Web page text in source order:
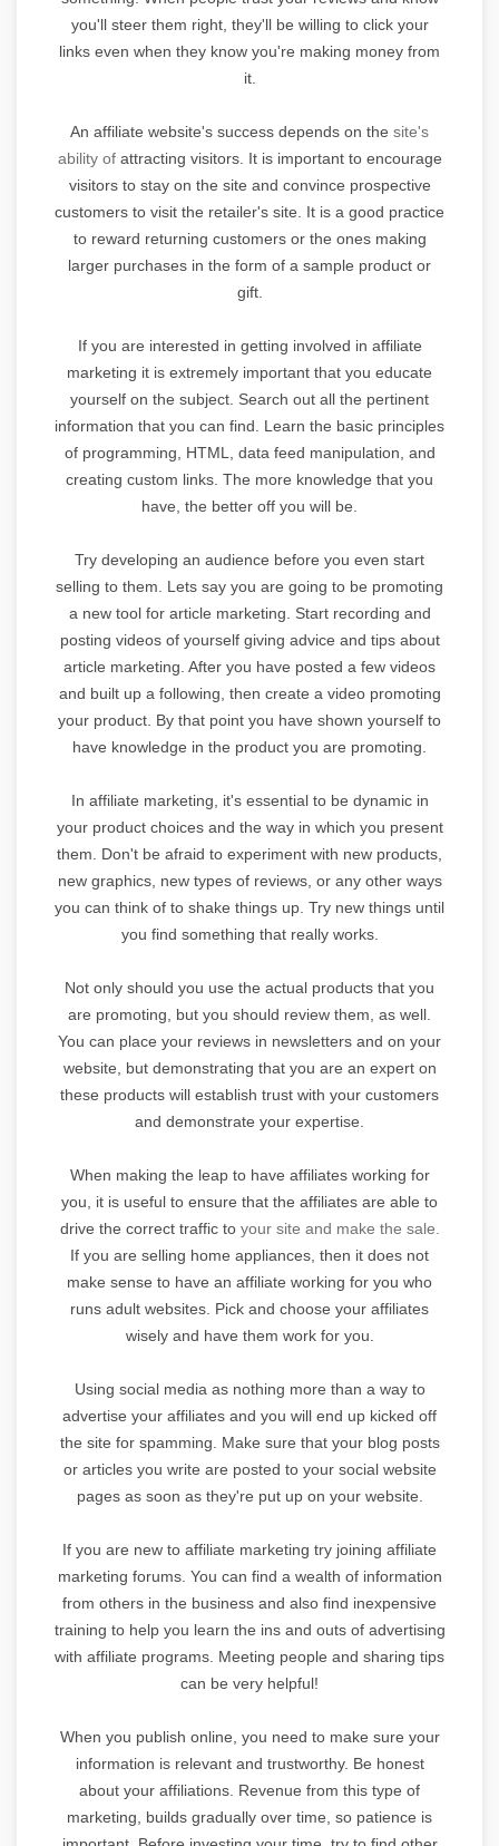
you'll steer them right, they'll be willing to click your
links even when they know you're making money from
it.
An affiliate website's success depends on the site's
ability of attracting visitors. It is important to encourage
visitors to stay on the site and convince prospective
customers to visit the retailer's site. It is a good practice
to reward returning customers or the ones making
larger purchases in the form of a sample product or
gift.
If you are interested in getting involved in affiliate
marketing it is extremely important that you educate
yourself on the subject. Search out all the pertinent
information that you can find. Learn the basic principles
of programming, HTML, data feed manipulation, and
creating custom links. The more knowledge that you
have, the better off you will be.
Try developing an audience before you even start
selling to them. Lets say you are going to be promoting
a new tool for article marketing. Start recording and
posting videos of yourself giving advice and tips about
article marketing. After you have posted a few videos
and built up a following, then create a video promoting
your product. By that point you have shown yourself to
have knowledge in the product you are promoting.
In affiliate marketing, it's essential to be dynamic in
your product choices and the way in which you present
them. Don't be afraid to experiment with new products,
new graphics, new types of reviews, or any other ways
you can think of to shake things up. Try new things until
you find something that really works.
Not only should you use the actual products that you
are promoting, but you should review them, as well.
You can place your reviews in newsletters and on your
website, but demonstrating that you are an expert on
these products will establish trust with your customers
and demonstrate your expertise.
When making the leap to have affiliates working for
you, it is useful to ensure that the affiliates are able to
drive the correct traffic to your site and make the sale.
If you are selling home appliances, then it does not
make sense to have an affiliate working for you who
runs adult websites. Pick and choose your affiliates
wisely and have them work for you.
Using social media as nothing more than a way to
advertise your affiliates and you will end up kicked off
the site for spamming. Make sure that your blog posts
or articles you write are posted to your social website
pages as soon as they're put up on your website.
If you are new to affiliate marketing try joining affiliate
marketing forums. You can find a wealth of information
from others in the business and also find inexpensive
training to help you learn the ins and outs of advertising
with affiliate programs. Meeting people and sharing tips
can be very helpful!
When you publish online, you need to make sure your
information is relevant and trustworthy. Be honest
about your affiliations. Revenue from this type of
marketing, builds gradually over time, so patience is